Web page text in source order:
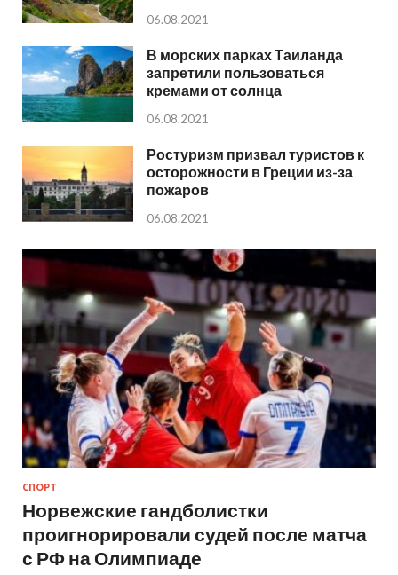
06.08.2021
В морских парках Таиланда
запретили пользоваться
кремами от солнца
06.08.2021
Ростуризм призвал туристов к
осторожности в Греции из-за
пожаров
06.08.2021
СПОРТ
Норвежские гандболистки
проигнорировали судей после матча
с РФ на Олимпиаде